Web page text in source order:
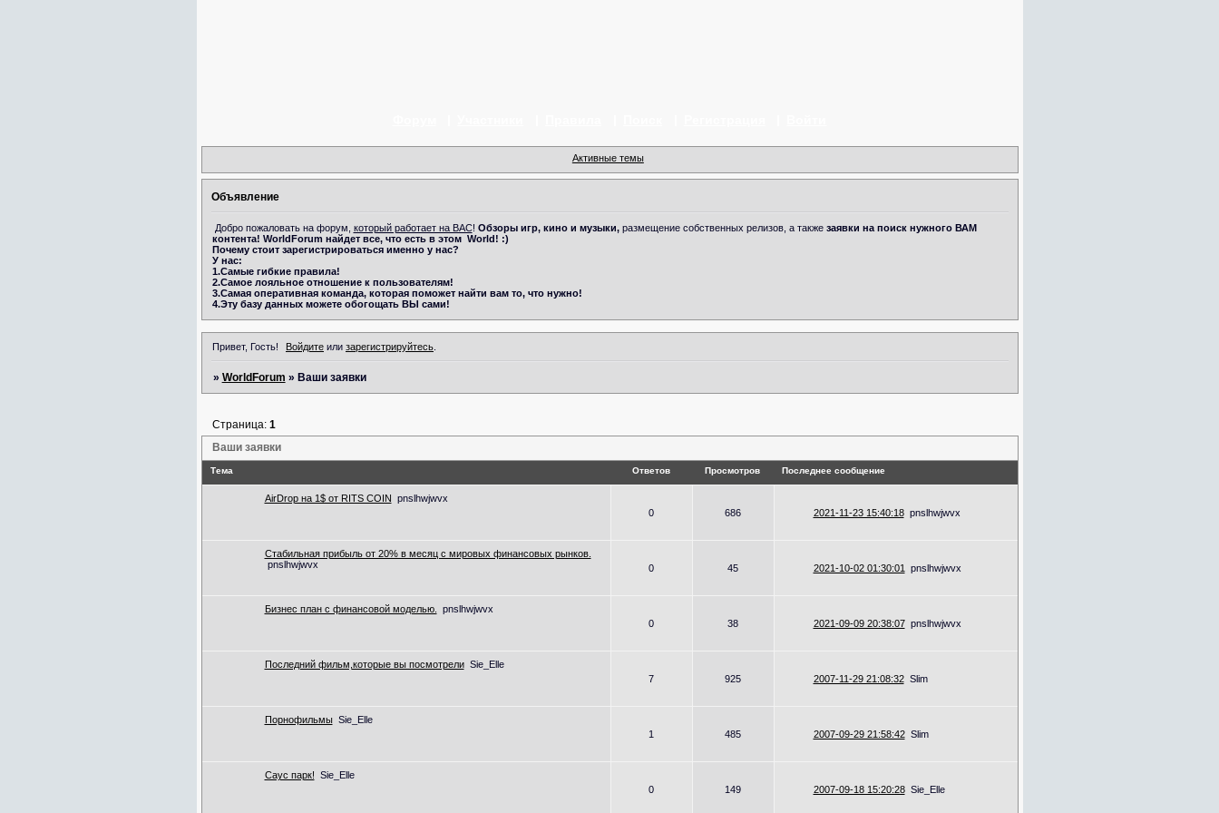
Активные темы
Объявление
Добро пожаловать на форум, который работает на ВАС! Обзоры игр, кино и музыки,размещение собственных релизов, а также заявки на поиск нужного ВАМ
контента! WorldForum найдет все, что есть в этом World! :)
Почему стоит зарегистрироваться именно у нас?
У нас:
1.Самые гибкие правила!
2.Самое лояльное отношение к пользователям!
3.Самая оперативная команда, которая поможет найти вам то, что нужно!
4.Эту базу данных можете обогощать ВЫ сами!
Привет, Гость! Войдите или зарегистрируйтесь
» WorldForum » Ваши заявки
Ваши заявки
Страница: 1
Тема Ответов Просмотров Последнее сообщение
AirDrop на 1$ от RITS COIN pnslhwjwvx
0
686 2021-11-23 15:40:18 pnslhwjwvx
Стабильная прибыль от 20% в месяц с мировых финансовых рынков.
pnslhwjwvx
0 45 2021-10-02 01:30:01 pnslhwjwvx
Бизнес план с финансовой моделью.
pnslhwjwvx
0
38 2021-09-09 20:38:07 pnslhwjwvx
Последний фильм,которые вы посмотрели Sie_Elle
7
925 2007-11-29 21:08:32 Slim
Порнофильмы Sie_Elle
1
485 2007-09-29 21:58:42 Slim
Саус парк! Sie_Elle
0
149 2007-09-18 15:20:28 Sie_Elle